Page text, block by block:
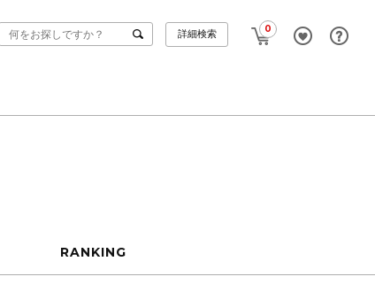
0
詳細検索
RANKING